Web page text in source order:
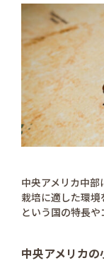
中央アメリカ中
栽培に適した環
という国の特長や
中央アメリカ